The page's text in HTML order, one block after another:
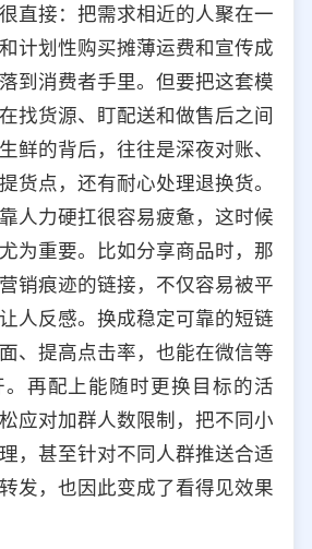
直接：把需求相近的人聚在一
计划性购买摊薄运费和宣传成
到消费者手里。但要把这套模
找货源、盯配送和做售后之间
鲜的背后，往往是深夜对账、
货点，还有耐心处理退换货。
人力硬扛很容易疲惫，这时候
为重要。比如分享商品时，那
销痕迹的链接，不仅容易被平
人反感。换成稳定可靠的短链
、提高点击率，也能在微信等
再配上能随时更换目标的活
应对加群人数限制，把不同小
，甚至针对不同人群推送合适
发，也因此变成了看得见效果